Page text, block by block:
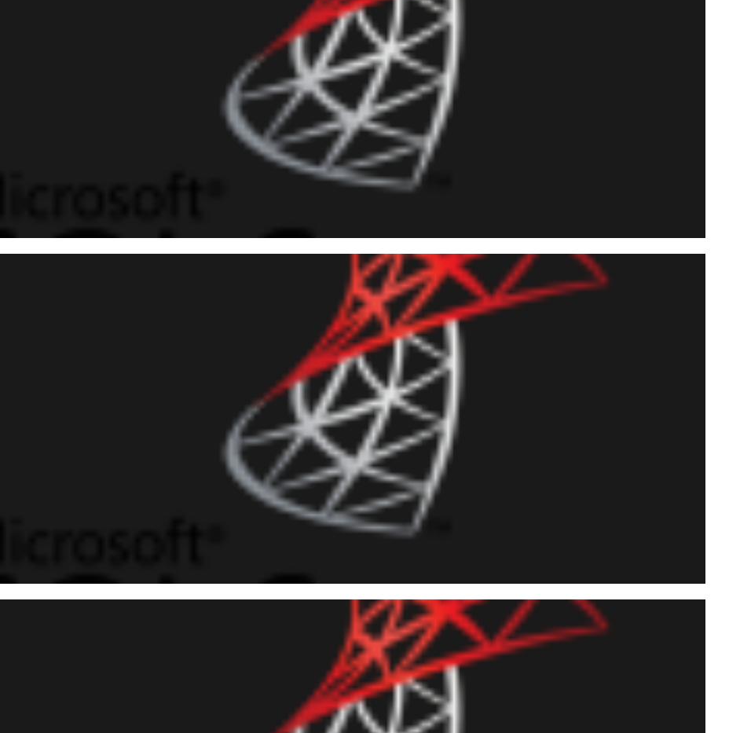
SQL Server - Como converter uma string HTML para texto
(Remover tags HTML) utilizando o CLR (C#)
SQL Server - Como consultar os feriados nacionais,
estaduais, municipais e facultativos de uma API utilizando